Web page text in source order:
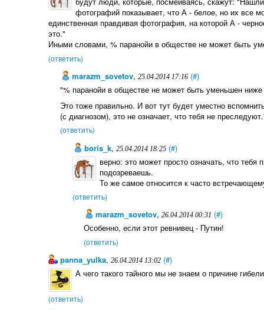
фотографий показывает, что А - белое, но их все
единственная правдивая фотография, на которой А -
это."
Иными словами, % паранойи в обществе не может быть
(ответить)
marazm_sovetov,25.04.2014 17:16 (#)
"% паранойи в обществе не может быть уменьшен
Это тоже правильно. И вот тут будет уместно
(с диагнозом), это не означает, что тебя не
(ответить)
boris_k, 25.04.2014 18:25 (#)
верно: это может просто означать, что тебя
подозреваешь.
То же самое относится к часто
(ответить)
marazm_sovetov,26.04.2014 00:31 (#)
Особенно, если этот ревнивец - Путин!
(ответить)
panna_yulka, 26.04.2014 13:02 (#)
А чего такого тайного мы не знаем о причине
(ответить)